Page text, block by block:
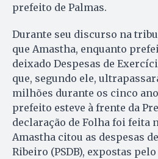
prefeito de Palmas.
Durante seu discurso na
que Amastha, enquanto
deixado Despesas de
que, segundo ele,
milhões durante os cinco
prefeito esteve à frente da
declaração de Folha foi feita
Amastha citou as despesas
Ribeiro (PSDB), expostas